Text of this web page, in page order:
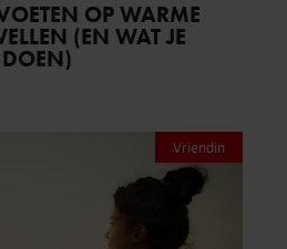
OP WARME
(EN WAT JE
Vriendin